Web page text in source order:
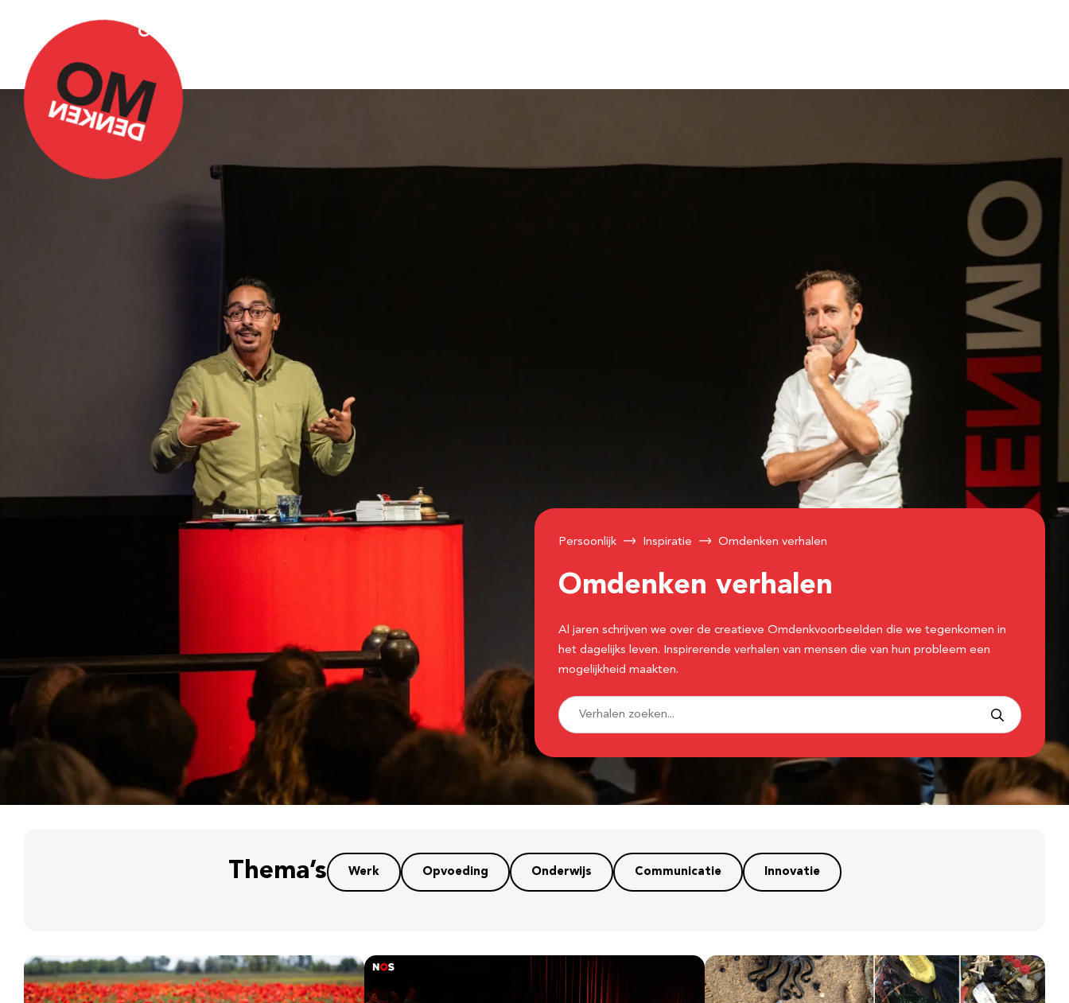
Over Omdenken
Persoonlijk Inspiratie Omdenken verhalen
Omdenken verhalen
Al jaren schrijven we over de creatieve Omdenkvoorbeelden die we tegenkomen in
het dagelijks leven. Inspirerende verhalen van mensen die van hun probleem een
mogelijkheid maakten.
Thema’s Werk Opvoeding Onderwijs Communicatie Innovatie